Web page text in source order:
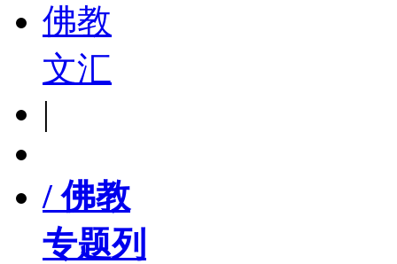
佛教
文汇
|
/ 佛教
专题列